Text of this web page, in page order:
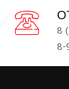
8
8-